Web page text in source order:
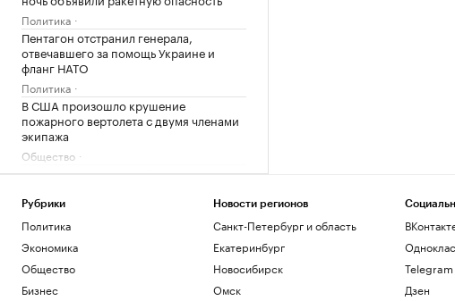
Политика
Пентагон отстранил генерала,
отвечавшего за помощь Украине и
фланг НАТО
Политика
В США произошло крушение
пожарного вертолета с двумя членами
экипажа
Общество
Ракетную опасность объявили в
Политика
Рубрики
Политика
Экономика
Общество
Бизнес
Новости регионов
Санкт-Петербург и область
Екатеринбург
Новосибирск
Омск
Telegram
Дзен